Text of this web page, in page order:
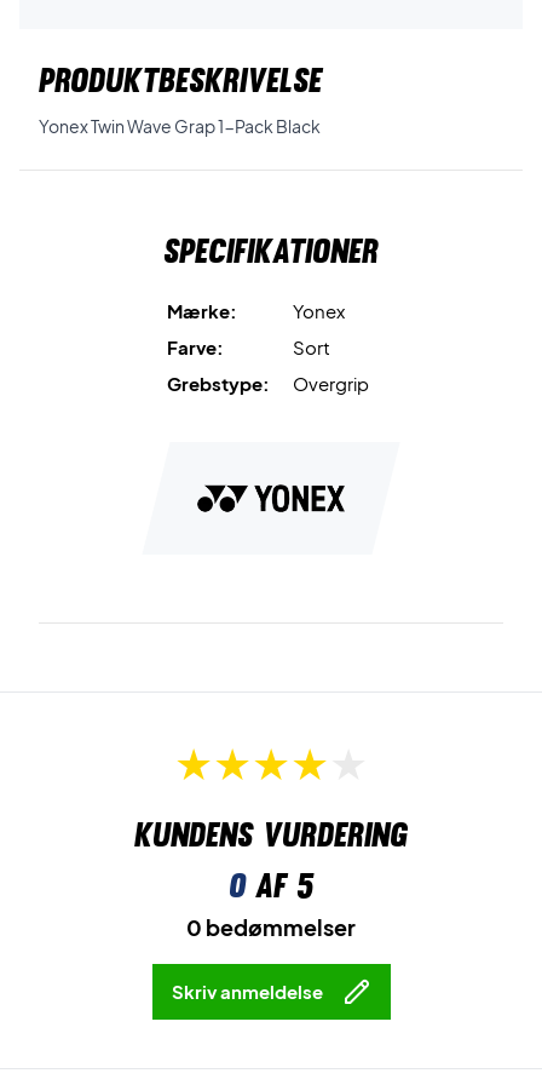
PRODUKTBESKRIVELSE
Yonex Twin Wave Grap 1-Pack Black
Specifikationer
Mærke:
Yonex
Farve:
Sort
Grebstype:
Overgrip
Kundens vurdering
0af 5
0 bedømmelser
Skriv anmeldelse